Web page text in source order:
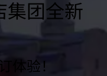
集团全新
体验！